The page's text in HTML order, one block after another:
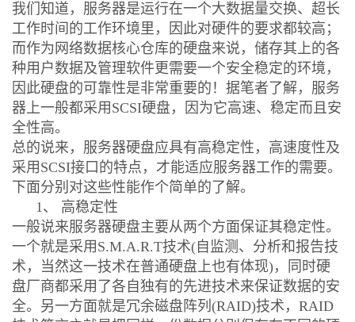
我们知道，服务器是运行在一个大数据量交换、超长
工作时间的工作环境里，因此对硬件的要求都较高；
而作为网络数据核心仓库的硬盘来说，储存其上的各
种用户数据及管理软件更需要一个安全稳定的环境，
因此硬盘的可靠性是非常重要的！据笔者了解，服务
器上一般都采用SCSI硬盘，因为它高速、稳定而且安
全性高。
总的说来，服务器硬盘应具有高稳定性，高速度性及
采用SCSI接口的特点，才能适应服务器工作的需要。
下面分别对这些性能作个简单的了解。
1、 高稳定性
一般说来服务器硬盘主要从两个方面保证其稳定性。
一个就是采用S.M.A.R.T技术(自监测、分析和报告技
术，当然这一技术在普通硬盘上也有体现)，同时硬
盘厂商都采用了各自独有的先进技术来保证数据的安
全。另一方面就是冗余磁盘阵列(RAID)技术，RAID